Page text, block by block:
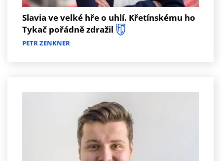
Slavia ve velké hře o uhlí. Křetínskému ho
Tykač pořádně zdražil
PETR ZENKNER